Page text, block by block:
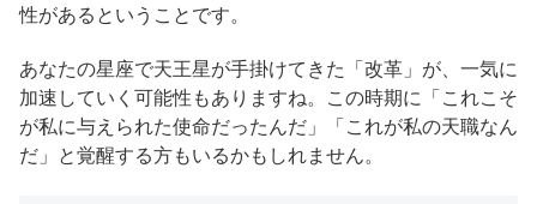
性があるということです。
あなたの星座で天王星が手掛けてきた「改革」が、一気に
加速していく可能性もありますね。この時期に「これこそ
が私に与えられた使命だったんだ」「これが私の天職なん
だ」と覚醒する方もいるかもしれません。